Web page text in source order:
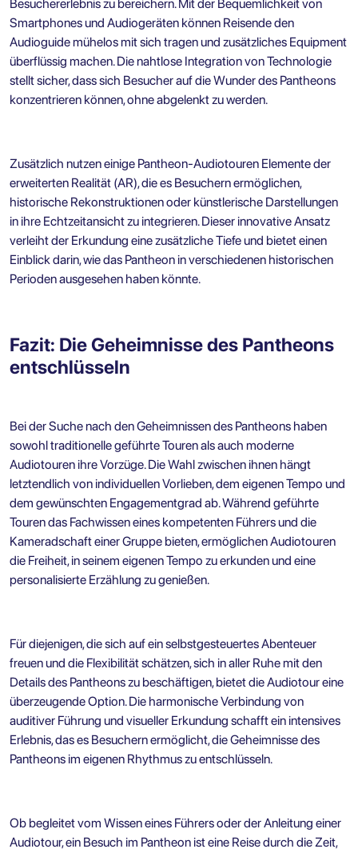
Besuchererlebnis zu bereichern. Mit der Bequemlichkeit von
Smartphones und Audiogeräten können Reisende den
Audioguide mühelos mit sich tragen und zusätzliches Equipment
überflüssig machen. Die nahtlose Integration von Technologie
stellt sicher, dass sich Besucher auf die Wunder des Pantheons
konzentrieren können, ohne abgelenkt zu werden.
Zusätzlich nutzen einige Pantheon-Audiotouren Elemente der
erweiterten Realität (AR), die es Besuchern ermöglichen,
historische Rekonstruktionen oder künstlerische Darstellungen
in ihre Echtzeitansicht zu integrieren. Dieser innovative Ansatz
verleiht der Erkundung eine zusätzliche Tiefe und bietet einen
Einblick darin, wie das Pantheon in verschiedenen historischen
Perioden ausgesehen haben könnte.
Fazit: Die Geheimnisse des Pantheons
entschlüsseln
Bei der Suche nach den Geheimnissen des Pantheons haben
sowohl traditionelle geführte Touren als auch moderne
Audiotouren ihre Vorzüge. Die Wahl zwischen ihnen hängt
letztendlich von individuellen Vorlieben, dem eigenen Tempo und
dem gewünschten Engagementgrad ab. Während geführte
Touren das Fachwissen eines kompetenten Führers und die
Kameradschaft einer Gruppe bieten, ermöglichen Audiotouren
die Freiheit, in seinem eigenen Tempo zu erkunden und eine
personalisierte Erzählung zu genießen.
Für diejenigen, die sich auf ein selbstgesteuertes Abenteuer
freuen und die Flexibilität schätzen, sich in aller Ruhe mit den
Details des Pantheons zu beschäftigen, bietet die Audiotour eine
überzeugende Option. Die harmonische Verbindung von
auditiver Führung und visueller Erkundung schafft ein intensives
Erlebnis, das es Besuchern ermöglicht, die Geheimnisse des
Pantheons im eigenen Rhythmus zu entschlüsseln.
Ob begleitet vom Wissen eines Führers oder der Anleitung einer
Audiotour, ein Besuch im Pantheon ist eine Reise durch die Zeit,